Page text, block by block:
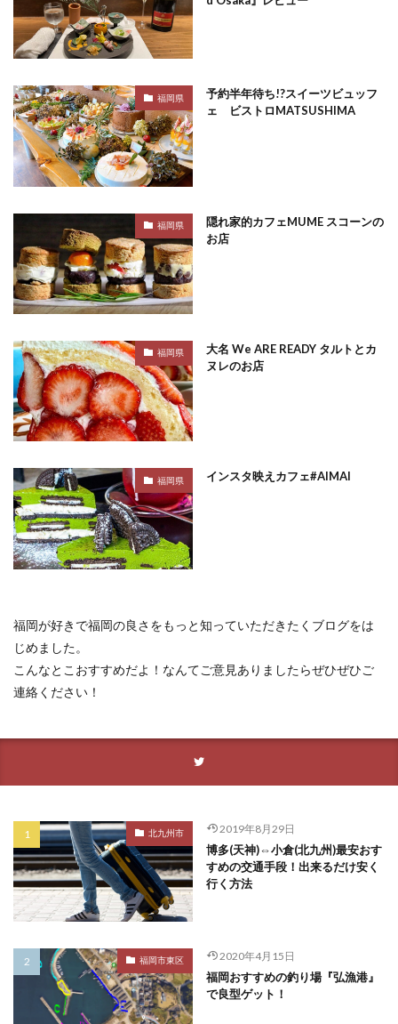
福岡県
予約半年待ち!?スイーツビュッフ
ェ ビストロMATSUSHIMA
福岡県
隠れ家的カフェMUME スコーンの
お店
福岡県
大名 We ARE READY タルトとカ
ヌレのお店
福岡県 インスタ映えカフェ#AIMAI
福岡が好きで福岡の良さをもっと知っていただきたくブログをは
じめました。
こんなとこおすすめだよ！なんてご意見ありましたらぜひぜひご
連絡ください！
北九州市 2019年8月29日
博多(天神)⇔小倉(北九州)最安おす
すめの交通手段！出来るだけ安く
行く方法
福岡市東区 2020年4月15日
福岡おすすめの釣り場『弘漁港』
で良型ゲット！